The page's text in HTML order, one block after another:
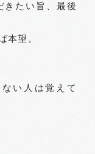
きたい旨、最後
本望。
い人は覚えて